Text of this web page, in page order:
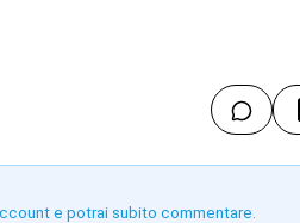
e potrai subito commentare.